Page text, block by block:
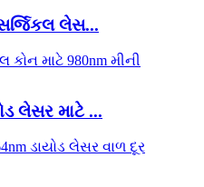
લેસ...
લેસર માટે ...